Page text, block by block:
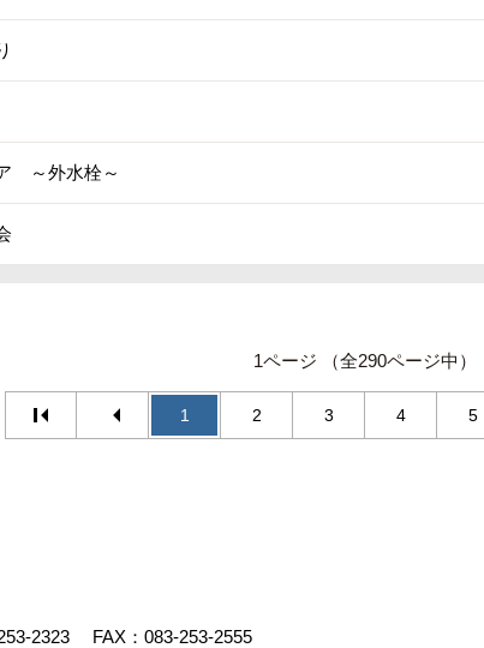
～外水栓～
1ページ （全290ページ中）
1 2 3 4 5
2323
FAX：083-253-2555